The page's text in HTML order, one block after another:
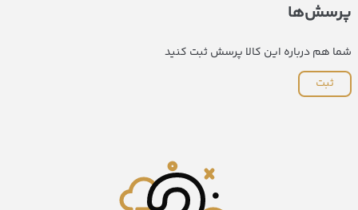
پرسش‌ها
شما هم درباره این کالا پرسش ثبت کنید
ثبت